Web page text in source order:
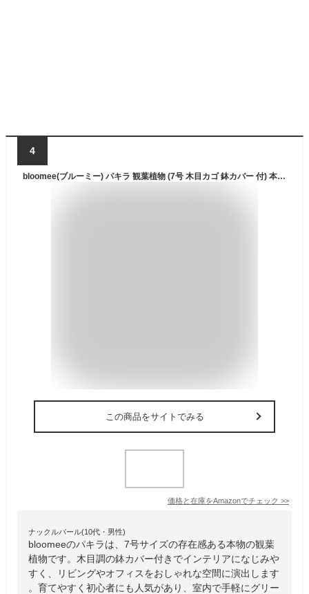
4
bloomee(ブルーミー) パキラ 観葉植物 (7号 木目カゴ 鉢カバー 付) 本物 大型 室内用 鉢 (金運アップ 空気浄化 風水) おしゃれ インテリア 大きい (ギフト プレゼント お祝い) 初心者でも育てやすい 父の日
この商品をサイトでみる
価格と在庫をAmazonでチェック >>
ナックルバール(10代・男性)
bloomeeのパキラは、7号サイズの存在感ある本物の観葉
植物です。木目調の鉢カバー付きでインテリアになじみや
すく、リビングやオフィスをおしゃれな空間に演出します
。育てやすく初心者にも人気があり、室内で手軽にグリー